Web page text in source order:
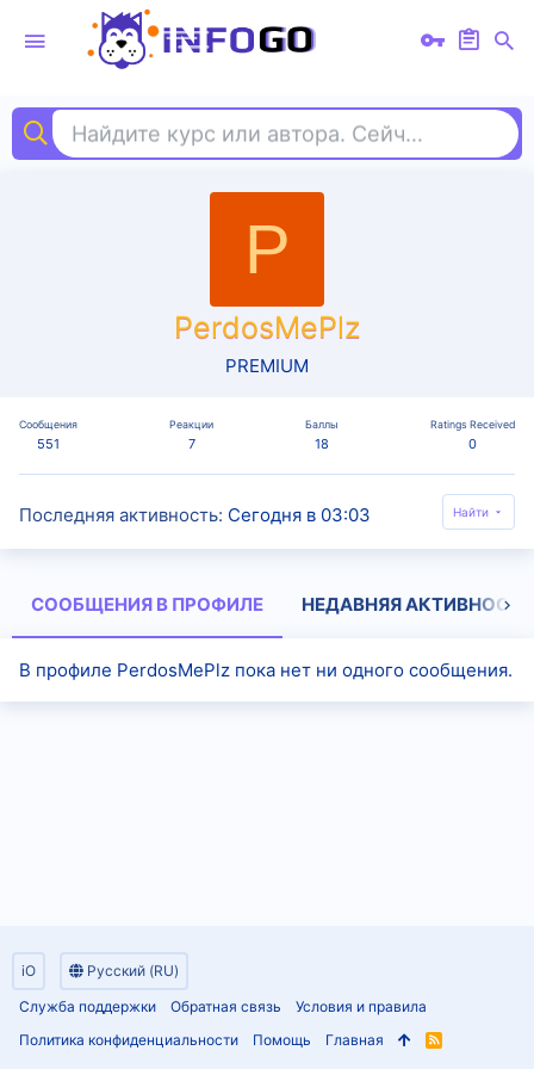
Найдите курс или автора. Сейчас ищут
P
PerdosMePlz
PREMIUM
Сообщения
551
Реакции
7
Баллы
18
Ratings Received
0
Последняя активность Сегодня в 03:03 Найти
СООБЩЕНИЯ В ПРОФИЛЕ НЕДАВНЯЯ АКТИВНОСТЬ
В профиле PerdosMePlz пока нет ни одного сообщения.
iO
Русский (RU)
Служба поддержки
Обратная связь
Условия и правила
Политика конфиденциальности
Помощь Главная
R